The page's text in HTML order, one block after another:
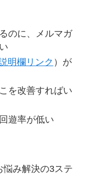
のに、メルマガ
明欄リンク ）が
を改善すればい
遊率が低い
悩み解決の3ステ